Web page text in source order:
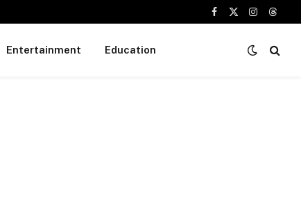
Facebook
X
Instagram
Entertainment Education